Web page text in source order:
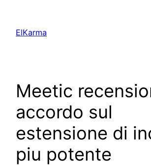
content
ElKarma
Meetic
accordo sul
estensione di
piu potente